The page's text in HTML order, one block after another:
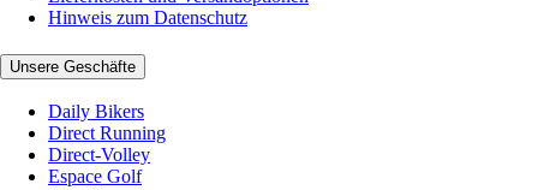
Hinweis zum Datenschutz
Unsere Geschäfte
Daily Bikers
Direct Running
Direct-Volley
Espace Golf